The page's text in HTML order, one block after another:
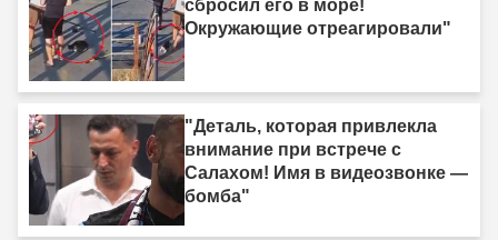
сбросил его в море!
Окружающие отреагировали"
"Деталь, которая привлекла
внимание при встрече с
Салахом! Имя в видеозвонке —
бомба"